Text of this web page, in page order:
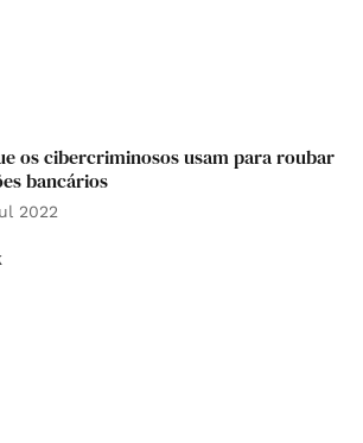
os cibercriminosos usam para roubar
bancários
2022